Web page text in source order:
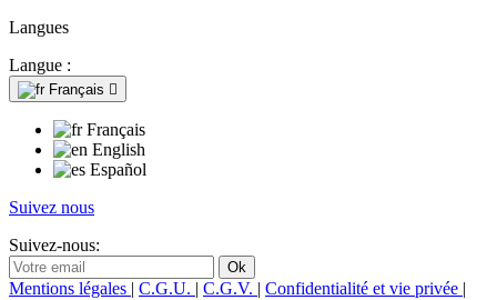
Langues
Langue :
Français 
Français
English
Español
Suivez nous
Suivez-nous:
Mentions légales | C.G.U. | C.G.V. | Confidentialité et vie privée |